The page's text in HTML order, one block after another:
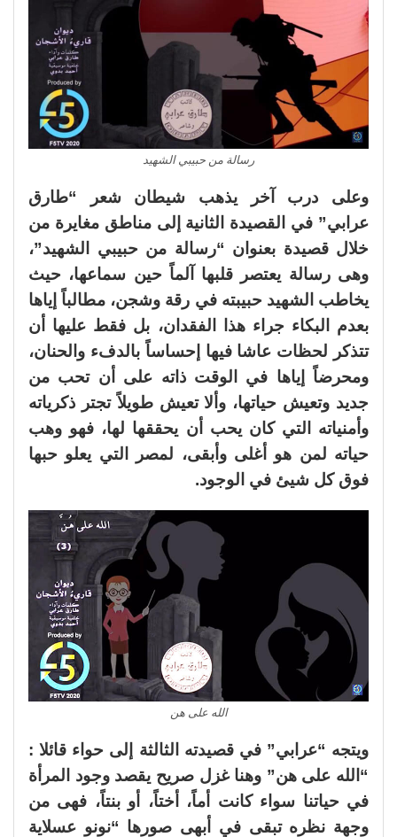
رسالة من حبيبي الشهيد
وعلى درب آخر يذهب شيطان شعر “طارق
عرابي” في القصيدة الثانية إلى مناطق مغايرة من
خلال قصيدة بعنوان “رسالة من حبيبي الشهيد”،
وهى رسالة يعتصر قلبها آلماً حين سماعها، حيث
يخاطب الشهيد حبيبته في رقة وشجن، مطالباً إياها
بعدم البكاء جراء هذا الفقدان، بل فقط عليها أن
تتذكر لحظات عاشا فيها إحساساً بالدفء والحنان،
ومحرضاً إياها في الوقت ذاته على أن تحب من
جديد وتعيش حياتها، وألا تعيش طويلاً تجتر ذكرياته
وأمنياته التي كان يحب أن يحققها لها، فهو وهب
حياته لمن هو أغلى وأبقى، لمصر التي يعلو حبها
فوق كل شيئ في الوجود.
الله على هن
ويتجه “عرابي” في قصيدته الثالثة إلى حواء قائلا :
“الله على هن” وهنا غزل صريح يقصد وجود المرأة
في حياتنا سواء كانت أماً، أختاً، أو بنتاً، فهى من
وجهة نظره تبقى في أبهى صورها “نونو عسلاية